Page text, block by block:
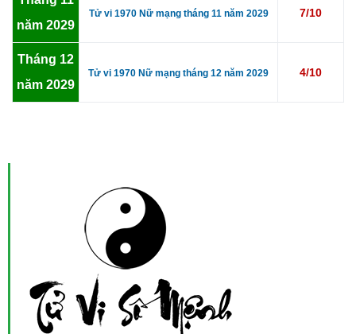
năm 2029
Tử vi 1970 Nữ mạng tháng 11 năm 2029 7/10
Tháng 12
năm 2029
Tử vi 1970 Nữ mạng tháng 12 năm 2029 4/10